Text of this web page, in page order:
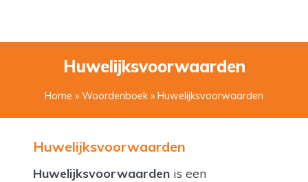
Huwelijksvoorwaarden
Home » Woordenboek » Huwelijksvoorwaarden
Huwelijksvoorwaarden
Huwelijksvoorwaarden is een